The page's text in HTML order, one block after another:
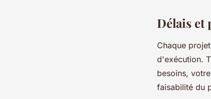
Délais et
Chaque
d'exécution.
besoins,
faisabilité du